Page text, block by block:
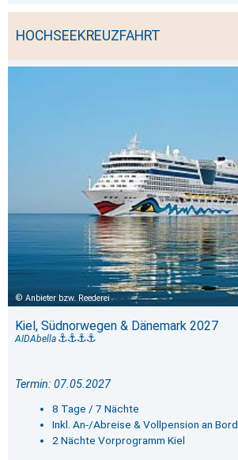
HOCHSEEKREUZFAHRT
Anbieter bzw. Reederei
Kiel, Südnorwegen & Dänemark 2027
AIDAbella
Termin: 07.05.2027
8 Tage / 7 Nächte
Inkl. An-/Abreise & Vollpension an Bord
2 Nächte Vorprogramm Kiel